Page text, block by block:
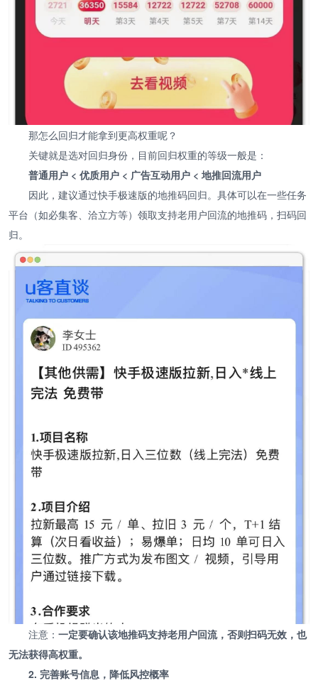
那怎么回归才能拿到更高权重呢？
关键就是选对回归身份，目前回归权重的等级一般是：
普通用户 < 优质用户 < 广告互动用户 < 地推回流用户
因此，建议通过快手极速版的地推码回归。具体可以在一些任务
平台（如必集客、洽立方等）领取支持老用户回流的地推码，扫码回
归。
注意： 一定要确认该地推码支持老用户回流，否则扫码无效，也
无法获得高权重。
2. 完善账号信息，降低风控概率